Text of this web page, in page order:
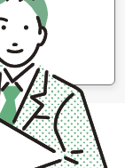
した